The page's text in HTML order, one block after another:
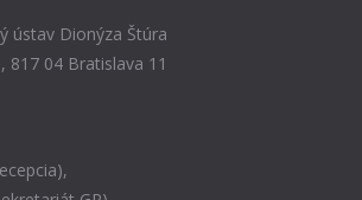
ústav Dionýza Štúra
817 04 Bratislava 11